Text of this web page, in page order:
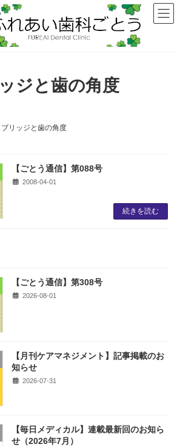
ジと歯の角度
ブリッジと歯の角度
【ごとう通信】第088号
2008-04-01
続きを読む
【ごとう通信】第308号
2026-08-01
【月刊ケアマネジメント】記事掲載のお
知らせ
2026-07-31
【毎日メディカル】連載最新回のお知ら
せ（2026年7月）